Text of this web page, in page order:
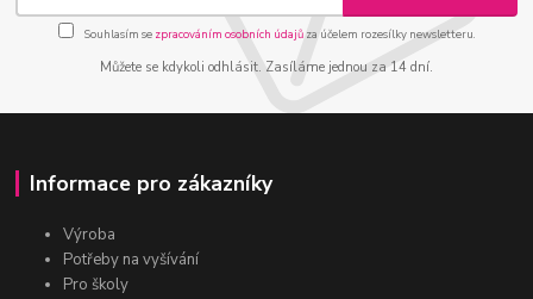
Souhlasím se zpracováním osobních údajůza účelem rozesílky newsletteru.
Můžete se kdykoli odhlásit. Zasíláme jednou za 14 dní.
Informace pro zákazníky
Výroba
Potřeby na vyšívání
Pro školy